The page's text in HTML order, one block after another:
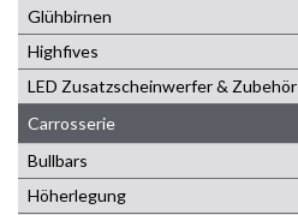
Glühbirnen
Highfives
LED Zusatzscheinwerfer & Zubehör
Carrosserie
Bullbars
Höherlegung